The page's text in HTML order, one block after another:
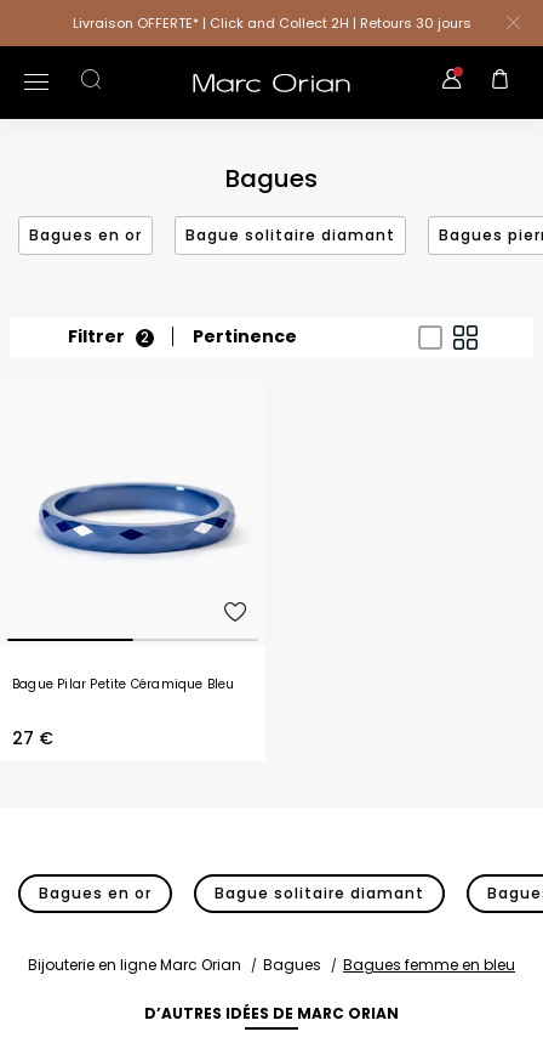
Livraison OFFERTE* | Click and Collect 2H | Retours 30 jours
Bagues
Bagues en or Bague solitaire diamant Bagues
Filtrer 2 Pertinence
Bague Pilar Petite Céramique Bleu
27 €
Bagues en or Bague solitaire diamant
Bijouterie en ligne Marc Orian Bagues Bagues femme en bleu
D’AUTRES IDÉES DE MARC ORIAN